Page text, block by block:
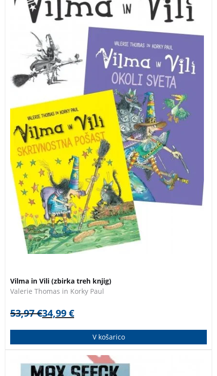
barvitih, osupljivih in svetovnih pustolovščinah. V
svetu je prodanih že več kot devet milijonov slikanic iz
Vilma in Vili (zbirka treh knjig)
Valerie Thomas in Korky Paul
53,97€34,99€
V košarico
Zbirka uspešnic nagrajenega finskega avtorja Maxa